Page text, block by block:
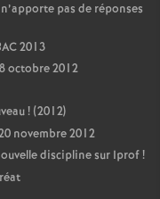
pas de réponses
2013
octobre 2012
! (2012)
novembre 2012
discipline sur Iprof!